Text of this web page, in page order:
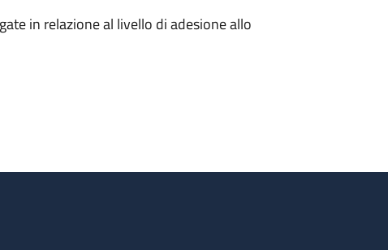
in relazione al livello di adesione allo